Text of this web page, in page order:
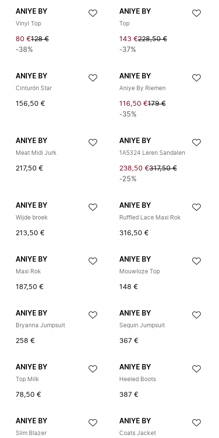
ANIYE BY
Vinyl Top
80 €128 €
-38%
ANIYE BY
Top
143 €228,50 €
-37%
ANIYE BY
Cinturón Star
156,50 €
ANIYE BY
Aniye By Riemen
116,50 €179 €
-35%
ANIYE BY
Meat Midi Jurk
217,50 €
ANIYE BY
1A5324 Leren Sandalen
238,50 €317,50 €
-25%
ANIYE BY
Wijde broek
213,50 €
ANIYE BY
Ruffled Lace Maxi Rok
316,50 €
ANIYE BY
Maxi Rok
187,50 €
ANIYE BY
Mouwloze Top
148 €
ANIYE BY
Bryanna Jumpsuit
258 €
ANIYE BY
Sequin Jumpsuit
367 €
ANIYE BY
Top Milk
78,50 €
ANIYE BY
Heeled Boots
387 €
ANIYE BY
Slim Blazer
ANIYE BY
Coats Jacket